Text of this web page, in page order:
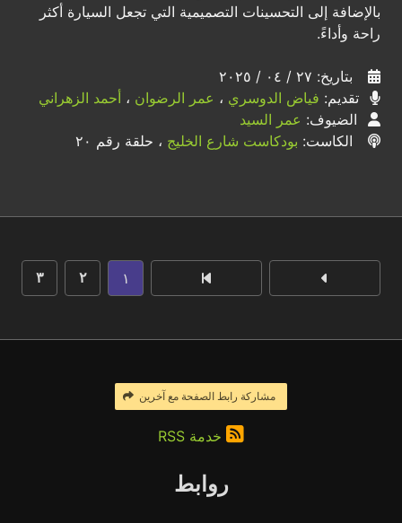
بالإضافة إلى التحسينات التصميمية التي تجعل السيارة أكثر
راحة وأداءً.
بتاريخ: ٢٧ / ٠٤ / ٢٠٢٥
تقديم: فياض الدوسري ، عمر الرضوان ، أحمد الزهراني
الضيوف: عمر السيد
الكاست: بودكاست شارع الخليج ، حلقة رقم ٢٠
١ ٢ ٣
مشاركة رابط الصفحة مع آخرين
خدمة RSS
روابط